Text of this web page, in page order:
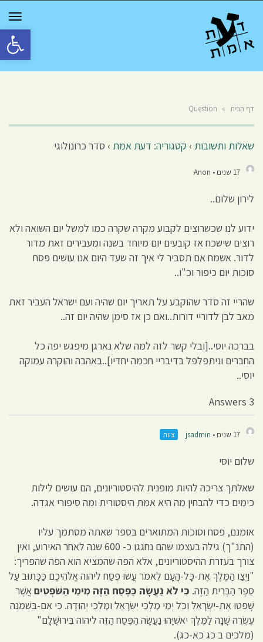
פתח
דף הבית »
Question
שאלות ותשובות › קטגוריה: דעת אמת › סדר כרונולוגי
17 שנים • Anon
לירון שלום..
ידוע לנו שכשרוצים לקבוע מקרה שקרה כמו למשל יום השואה ולא
רוצים שישכח אז קובעים יום מיוחד בשנה ומעבירים זאת מדור
לדור. אשמח אם תסביר לי איך זה שעד היום אנו עושים פסח
סוכות יום כיפור וכ"ו..
שהריי זה סדר שהוקבע על תאריך יום שהיה ועם ישראל העביר זאת
מאב לבן לדוריי דורות..ואם כן אז סימן שהיה יום זה..
בברכה יוסי..[ובלי קשר לזה למה שלא נארגן מיפגש יפה כל
החברים וניתפלפל בדיבריי חכמה יחדיו]..באהבה והוקרה עמוקה
יוסי..
3 Answers
17 שנים • jsadmin צוות
שלום יוסי
שאלתך צריכה להיות מופנית להיסטוריונים, הם עושים לילות
כימים כדי להבחין מה היא אמת היסטורית ומה סיפורי אגדה.
אומנם, פסח וסוכות המתוארים בספר שאתה מסתמך עליו
(התנ"ך) גילה בעצמו שהם נחגגו כ- 600 שנה לאחר האירוע, ואין
צורך בעזרת ההיסטוריונים, אלא הפה שהמציא הוא הפה שהפריך:
"וַיְצַו הַמֶּלֶךְ אֶת-כָּל-הָעָם לֵאמֹר עֲשׂוּ פֶסַח ליהוה אֱלֹהֵיכֶם כַּכָּתוּב עַל
סֵפֶר הַבְּרִית הַזֶּה. כִּי לֹא נַעֲשָׂה כַּפֶּסַח הַזֶּה מִימֵי הַשֹּׁפְטִיםאֲשֶׁר
שָׁפְטוּ אֶת-יִשְׂרָאֵל וְכֹל יְמֵי מַלְכֵי יִשְׂרָאֵל וּמַלְכֵי יְהוּדָה. כִּי אִם-בִּשְׁמֹנֶה
עֶשְׂרֵה שָׁנָה לַמֶּלֶךְ יֹאשִׁיָּהוּ נַעֲשָׂה הַפֶּסַח הַזֶּה ליהוה בִּירוּשָׁלִָם"
(מלכים ב כג כא-כג).